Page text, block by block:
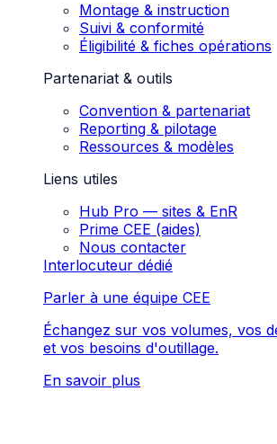
Montage & instruction
Suivi & conformité
Éligibilité & fiches opérations
Partenariat & outils
Convention & partenariat
Reporting & pilotage
Ressources & modèles
Liens utiles
Hub Pro — sites & EnR
Prime CEE (aides)
Nous contacter
Interlocuteur dédié
Parler à une équipe CEE
Échangez sur vos volumes, vos
et vos besoins d'outillage.
En savoir plus